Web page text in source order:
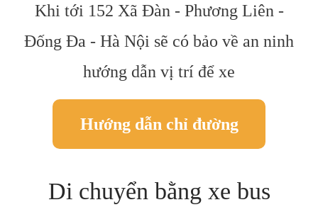
Khi tới 152 Xã Đàn - Phương Liên -
Đống Đa - Hà Nội sẽ có bảo về an ninh
hướng dẫn vị trí để xe
Hướng dẫn chỉ đường
Di chuyển bằng xe bus